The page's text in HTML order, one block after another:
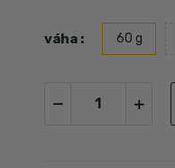
váha : 60 g